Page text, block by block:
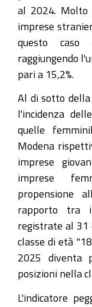
al 2024. Molto
imprese
questo caso
raggiungendo
pari a 15,2%.
Al di sotto della
l'incidenza
quelle
Modena
imprese
imprese
propensione
rapporto tra
registrate al 31
classe di età
2025 diventa
posizioni nella
L'indicatore